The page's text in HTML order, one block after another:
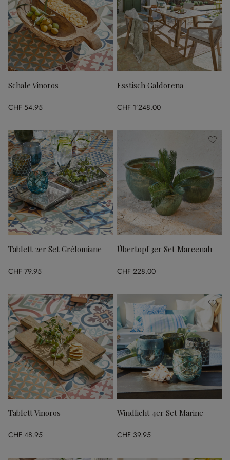
Schale Vinoros
CHF 54.95
Esstisch Galdorena
CHF 1’248.00
Tablett 2er Set Grélomiane
CHF 79.95
Übertopf 3er Set Mareenah
CHF 228.00
Tablett Vinoros
CHF 48.95
Windlicht 4er Set Marine
CHF 39.95